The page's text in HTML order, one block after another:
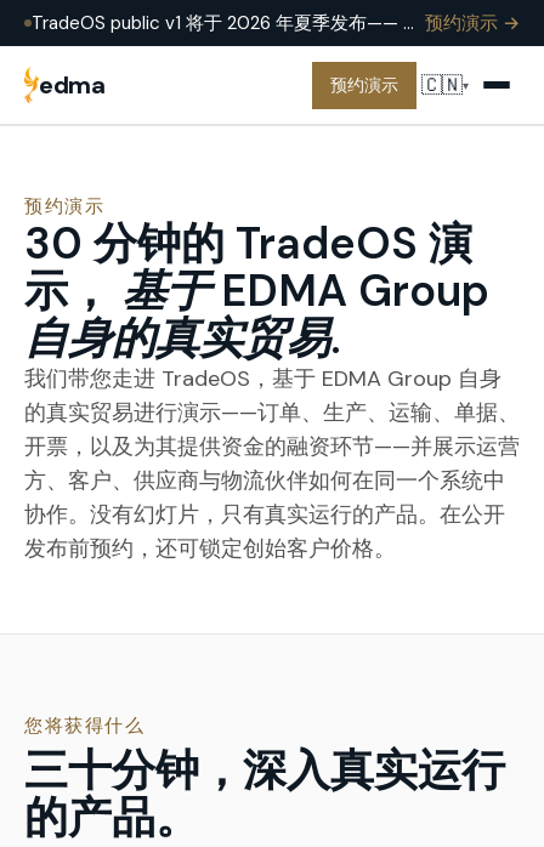
TradeOS public v1 将于 2026 年夏季发布—— 目前已在 EDMA Group 投入生产使用。预约演示,在真实业务上查看效果。 预约演示 →
edma 预约演示 🇨🇳▾
预约演示
30 分钟的 TradeOS 演
示， 基于 EDMA Group
自身的真实贸易.
我们带您走进 TradeOS，基于 EDMA Group 自身
的真实贸易进行演示——订单、生产、运输、单据、
开票，以及为其提供资金的融资环节——并展示运营
方、客户、供应商与物流伙伴如何在同一个系统中
协作。没有幻灯片，只有真实运行的产品。在公开
发布前预约，还可锁定创始客户价格。
您将获得什么
三十分钟，深入真实运行
的产品。